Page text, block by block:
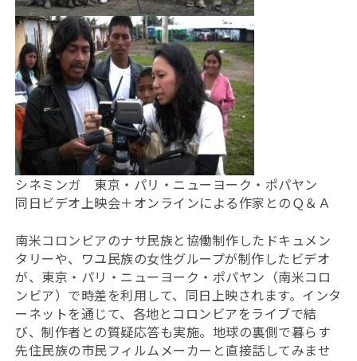
シネミンガ 東京・パリ・ニューヨーク・ポパヤン
同日ビデオ上映会＋オンラインによる作家とのＱ＆Ａ
南米コロンビアのナサ民族と協働制作したドキュメン
タリーや、ワユ民族の女性グループが制作したビデオ
が、東京・パリ・ニューヨーク・ポパヤン（南米コロ
ンビア）で時差を利用して、同日上映されます。インタ
ーネットを通じて、各地とコロンビアをライブで結
び、制作者との質疑応答も実施。地球の裏側で暮らす
先住民族の市民フィルムメーカーと直接話してみませ